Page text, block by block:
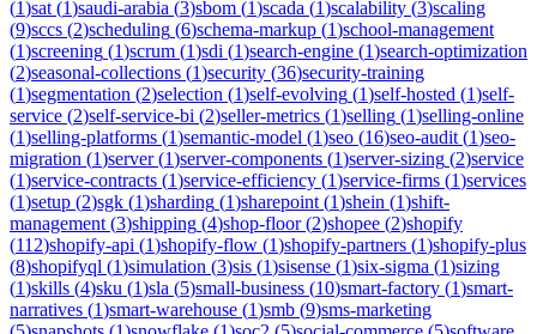
(1)sat (1)saudi-arabia (3)sbom (1)scada (1)scalability (3)scaling
(9)sccs (2)scheduling (6)schema-markup (1)school-management
(1)screening (1)scrum (1)sdi (1)search-engine (1)search-optimization
(2)seasonal-collections (1)security (36)security-training
(1)segmentation (2)selection (1)self-evolving (1)self-hosted (1)self-
service (2)self-service-bi (2)seller-metrics (1)selling (1)selling-online
(1)selling-platforms (1)semantic-model (1)seo (16)seo-audit (1)seo-
migration (1)server(1)server-components (1)server-sizing (2)service
(1)service-contracts (1)service-efficiency (1)service-firms (1)services
(1)setup (2)sgk (1)sharding (1)sharepoint (1)shein (1)shift-
management (3)shipping (4)shop-floor(2)shopee (2)shopify
(112)shopify-api (1)shopify-flow (1)shopify-partners (1)shopify-plus
(8)shopifyql (1)simulation (3)sis (1)sisense (1)six-sigma (1)sizing
(1)skills (4)sku (1)sla (5)small-business (10)smart-factory (1)smart-
narratives (1)smart-warehouse (1)smb (9)sms-marketing